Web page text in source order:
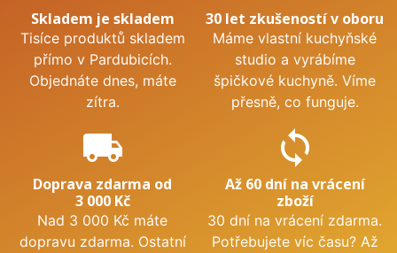
Skladem je skladem
Tisíce produktů skladem
přímo v Pardubicích.
Objednáte dnes, máte
zítra.
30 let zkušeností v oboru
Máme vlastní kuchyňské
studio a vyrábíme
špičkové kuchyně. Víme
přesně, co funguje.
local_shipping
Doprava zdarma od
3 000 Kč
Nad 3 000 Kč máte
dopravu zdarma. Ostatní
sync
Až 60 dní na vrácení
zboží
30 dní na vrácení zdarma.
Potřebujete víc času? Až